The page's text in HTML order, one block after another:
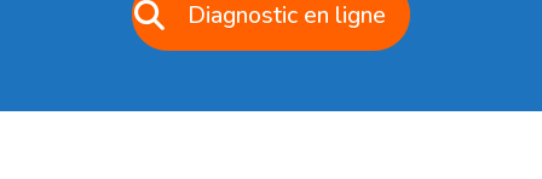
Diagnostic en ligne